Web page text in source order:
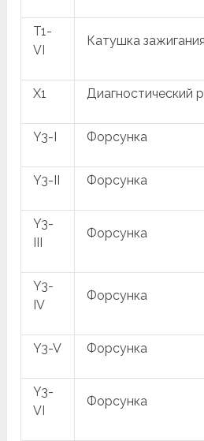
T1-
VI
Катушка зажигания
X1 Диагностический
Y3-I Форсунка
Y3-II Форсунка
Y3-
III
Форсунка
Y3-
IV
Форсунка
Y3-V Форсунка
Y3-
VI
Форсунка